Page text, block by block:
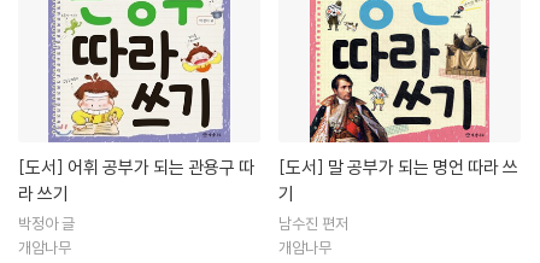
[도서]
라 쓰기
박정아 글
개암나무
[도서]
기
남수진 편저
개암나무